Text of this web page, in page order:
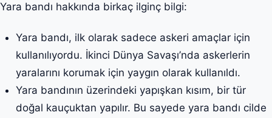
Yara bandı hakkında birkaç ilginç bilgi:
Yara bandı, ilk olarak sadece askeri amaçlar için
kullanılıyordu. İkinci Dünya Savaşı’nda askerlerin
yaralarını korumak için yaygın olarak kullanıldı.
Yara bandının üzerindeki yapışkan kısım, bir tür
doğal kauçuktan yapılır. Bu sayede yara bandı cilde